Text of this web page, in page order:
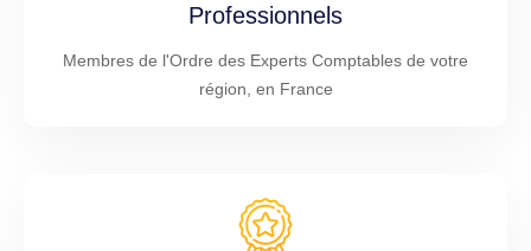
Professionnels
Membres de l'Ordre des Experts Comptables de votre
région, en France